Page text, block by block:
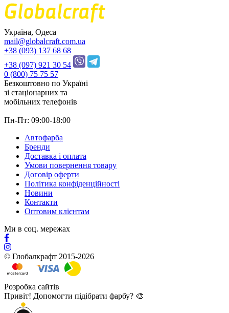
Україна, Одеса
mail@globalcraft.com.ua
+38 (093) 137 68 68
+38 (097) 921 30 54
0 (800) 75 75 57
Безкоштовно по Україні
зі стацiонарних та
мобільних телефонів
Пн-Пт: 09:00-18:00
Автофарба
Бренди
Доставка і оплата
Умови повернення товару
Договір оферти
Політика конфіденційності
Новини
Контакти
Оптовим клієнтам
Ми в соц. мережах
© Глобалкрафт 2015-2026
Розробка сайтів
Привіт! Допомогти підібрати фарбу? 🎨